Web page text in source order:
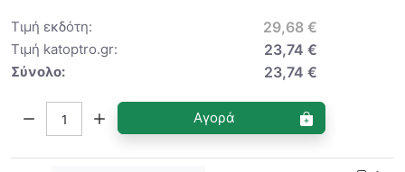
Τιμή εκδότη: 29,68 €
Τιμή katoptro.gr: 23,74 €
Σύνολο: 23,74 €
Αγορά